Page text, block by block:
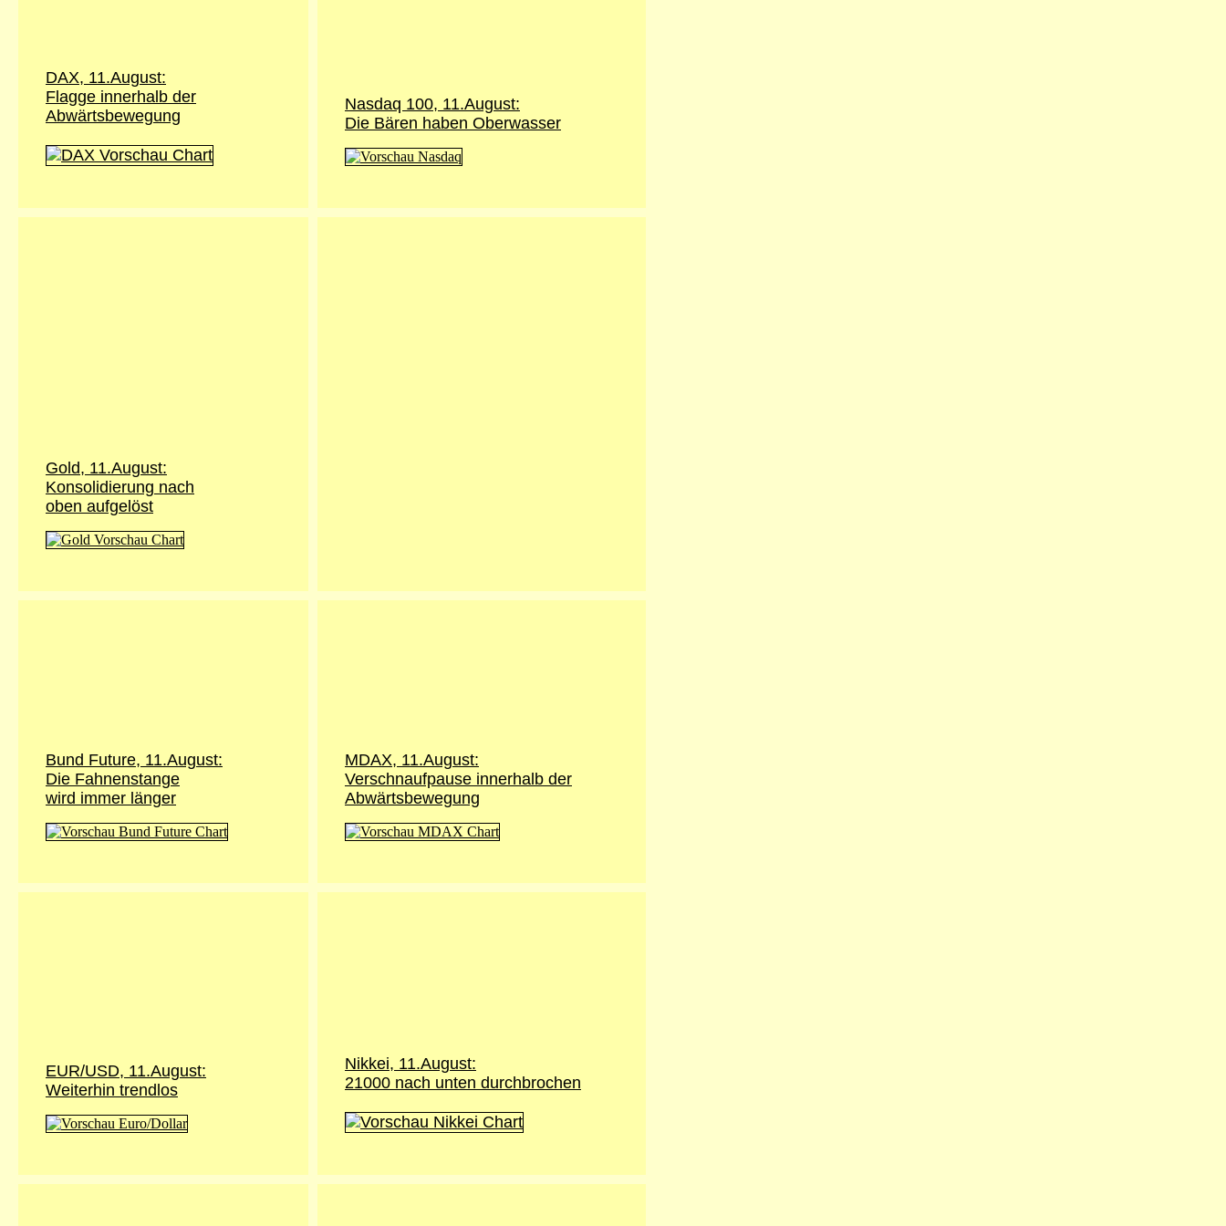
DAX, 11.August:
Flagge innerhalb der
Abwärtsbewegung
Nasdaq 100, 11.August:
Die Bären haben Oberwasser
Gold, 11.August:
Konsolidierung nach
oben aufgelöst
Bund Future, 11.August:
Die Fahnenstange
wird immer länger
MDAX, 11.August:
Verschnaufpause innerhalb der
Abwärtsbewegung
EUR/USD, 11.August:
Weiterhin trendlos
Nikkei, 11.August:
21000 nach unten durchbrochen